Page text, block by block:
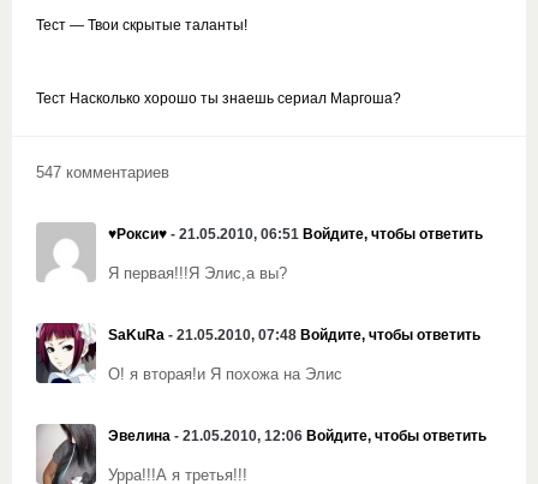
Тест — Твои скрытые таланты!
Тест Насколько хорошо ты знаешь сериал Маргоша?
547 комментариев
♥Рокси♥ - 21.05.2010, 06:51 Войдите, чтобы ответить
Я первая!!!Я Элис,а вы?
SaKuRa - 21.05.2010, 07:48 Войдите, чтобы ответить
О! я вторая!и Я похожа на Элис
Эвелина - 21.05.2010, 12:06 Войдите, чтобы ответить
Урра!!!А я третья!!!